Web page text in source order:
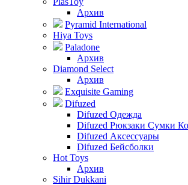
Архив
Pyramid International
Hiya Toys
Paladone
Архив
Diamond Select
Архив
Exquisite Gaming
Difuzed
Difuzed Одежда
Difuzed Рюкзаки Сумки
Difuzed Аксессуары
Difuzed Бейсболки
Hot Toys
Архив
Sihir Dukkani